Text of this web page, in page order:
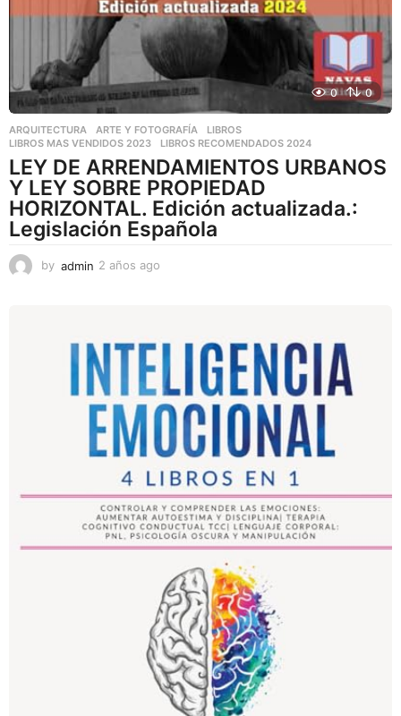
0 0
ARQUITECTURA ,ARTE Y FOTOGRAFÍA ,LIBROS
LIBROS MAS VENDIDOS 2023
,LIBROS RECOMENDADOS 2024
LEY DE ARRENDAMIENTOS URBANOS
Y LEY SOBRE PROPIEDAD
HORIZONTAL. Edición actualizada.:
Legislación Española
by admin 2 años ago
o